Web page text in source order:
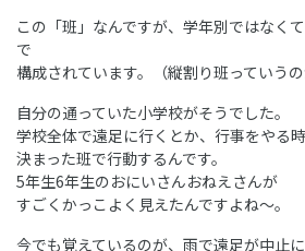
この「班」なんですが、学年別ではなく
で
構成されています。（縦割り班っていうの
自分の通っていた小学校がそうでした。
学校全体で遠足に行くとか、行事をやる
決まった班で行動するんです。
5年生6年生のおにいさんおねえさんが
すごくかっこよく見えたんですよね～。
今でも覚えているのが、雨で遠足が中止